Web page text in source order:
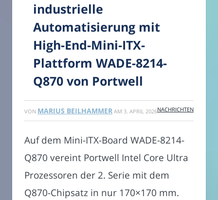
industrielle
Automatisierung mit
High-End-Mini-ITX-
Plattform WADE-8214-
Q870 von Portwell
VON MARIUS BEILHAMMER AM 3. APRIL 2026NACHRICHTEN
Auf dem Mini-ITX-Board WADE-8214-
Q870 vereint Portwell Intel Core Ultra
Prozessoren der 2. Serie mit dem
Q870-Chipsatz in nur 170×170 mm.